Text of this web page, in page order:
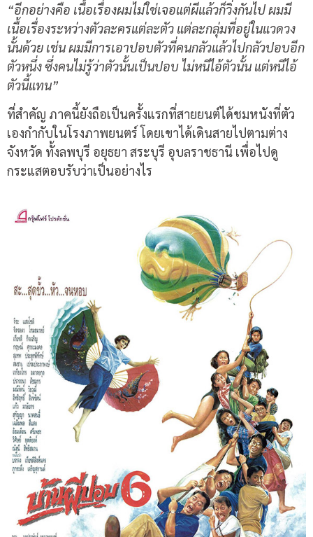
“อีกอย่างคือ เนื้อเรื่องผมไม่ใช่เจอแต่ผีแล้วก็วิ่งกันไป ผมมี
เนื้อเรื่องระหว่างตัวละครแต่ละตัว แต่ละกลุ่มที่อยู่ในแวดวง
นั้นด้วย เช่น ผมมีการเอาปอบตัวที่คนกลัวแล้วไปกลัวปอบอีก
ตัวหนึ่ง ซึ่งคนไม่รู้ว่าตัวนั้นเป็นปอบ ไม่หนีไอ้ตัวนั้น แต่หนีไอ้
ตัวนี้แทน”
ที่สำคัญ ภาคนี้ยังถือเป็นครั้งแรกที่สายยนต์ได้ชมหนังที่ตัว
เองกำกับในโรงภาพยนตร์ โดยเขาได้เดินสายไปตามต่าง
จังหวัด ทั้งลพบุรี อยุธยา สระบุรี อุบลราชธานี เพื่อไปดู
กระแสตอบรับว่าเป็นอย่างไร